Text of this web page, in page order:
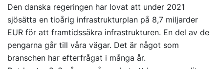
Den danska regeringen har lovat att under 2021
sjösätta en tioårig infrastrukturplan på 8,7 miljarder
EUR för att framtidssäkra infrastrukturen. En del av de
pengarna går till våra vägar. Det är något som
branschen har efterfrågat i många år.